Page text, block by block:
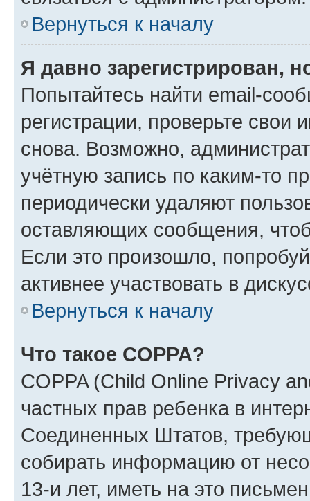
Вернуться к началу
Я давно зарегистрирован,
Попытайтесь найти email-
регистрации, проверьте свои
снова. Возможно,
учётную запись по каким-то
периодически удаляют
оставляющих сообщения,
Если это произошло,
активнее участвовать в
Вернуться к началу
Что такое COPPA?
COPPA (Child Online Privacy
частных прав ребенка в
Соединенных Штатов,
собирать информацию от
13-и лет, иметь на это